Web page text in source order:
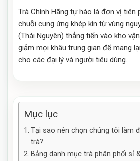
Trà Chính Hãng tự hào là đơn vị tiên
chuỗi cung ứng khép kín từ vùng
(Thái Nguyên) thẳng tiến vào kho
giảm mọi khâu trung gian để mang
cho các đại lý và người tiêu dùng.
Mục lục
Tại sao nên chọn chúng tôi làm
trà?
Bảng danh mục trà phân phối sỉ